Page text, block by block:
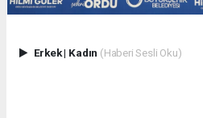
Erkek| Kadın (Haberi Sesli Oku)